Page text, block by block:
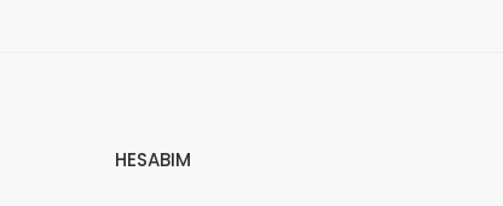
HESABIM